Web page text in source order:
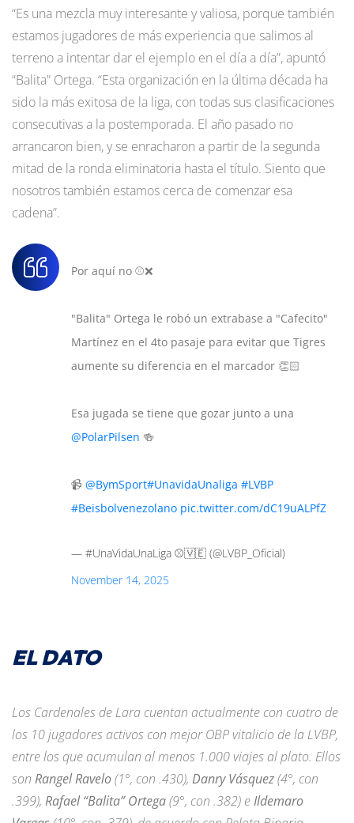
“Es una mezcla muy interesante y valiosa, porque también
estamos jugadores de más experiencia que salimos al
terreno a intentar dar el ejemplo en el día a día”, apuntó
“Balita” Ortega. “Esta organización en la última década ha
sido la más exitosa de la liga, con todas sus clasificaciones
consecutivas a la postemporada. El año pasado no
arrancaron bien, y se enracharon a partir de la segunda
mitad de la ronda eliminatoria hasta el título. Siento que
nosotros también estamos cerca de comenzar esa
cadena”.
Por aquí no ⚾❌
"Balita" Ortega le robó un extrabase a "Cafecito"
Martínez en el 4to pasaje para evitar que Tigres
aumente su diferencia en el marcador 👏🏻
Esa jugada se tiene que gozar junto a una
@PolarPilsen 🍻
📹 @BymSport#UnavidaUnaliga #LVBP
#Beisbolvenezolano pic.twitter.com/dC19uALPfZ
— #UnaVidaUnaLiga ⚾️🇻🇪 (@LVBP_Oficial)
November 14, 2025
EL DATO
Los Cardenales de Lara cuentan actualmente con cuatro de
los 10 jugadores activos con mejor OBP vitalicio de la LVBP,
entre los que acumulan al menos 1.000 viajes al plato. Ellos
son Rangel Ravelo(1°, con .430), Danry Vásquez(4°, con
.399), Rafael “Balita” Ortega(9°, con .382) eIldemaro